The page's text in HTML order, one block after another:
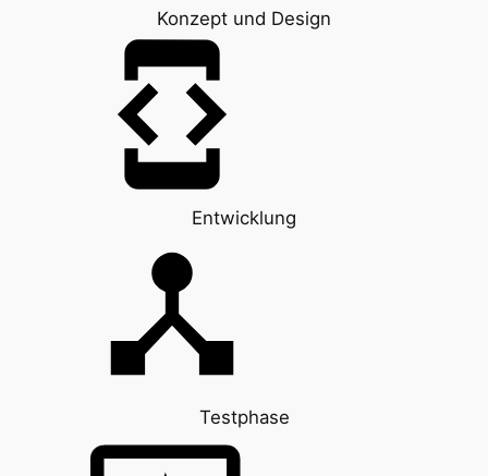
Konzept und Design
Entwicklung
Testphase